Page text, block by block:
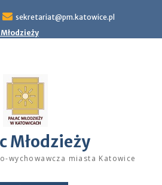
sekretariat@pm.katowice.pl
Młodzieży
wychowawcza miasta Katowice